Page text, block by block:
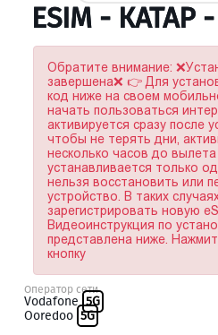
ESIM - КАТАР
Обратите внимание:
завершена❌ 👉 Для
код ниже на своем
начать пользоваться
активируется сразу после
чтобы не терять дни,
несколько часов до
устанавливается только
нельзя восстановить или
устройство. В таких
зарегистрировать новую
Видеоинструкция по
представлена ниже.
кнопку
Оператор сети
Vodafone 5G
Ooredoo 5G